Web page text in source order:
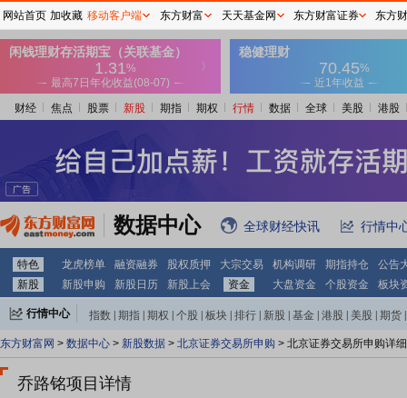
财经 焦点 股票 新股 期指 期权 行情 数据 全球 美股 港股
数据中心 全球财经快讯 行情中
特色 龙虎榜单 融资融券 股权质押 大宗交易 机构调研 期指持仓
公告
新股
新股申购 新股日历 新股上会 资金 大盘资金 个股资金 板块
行情中心 指数 期指 期权 个股 板块 排行 新股 基金 港股 美股 期货
东方财富网 > 数据中心 > 新股数据 > 北京证券交易所申购 > 北京证券交易所申购详
乔路铭项目详情
网站首页 加收藏 移动客户端 东方财富 天天基金网 东方财富证券 东方